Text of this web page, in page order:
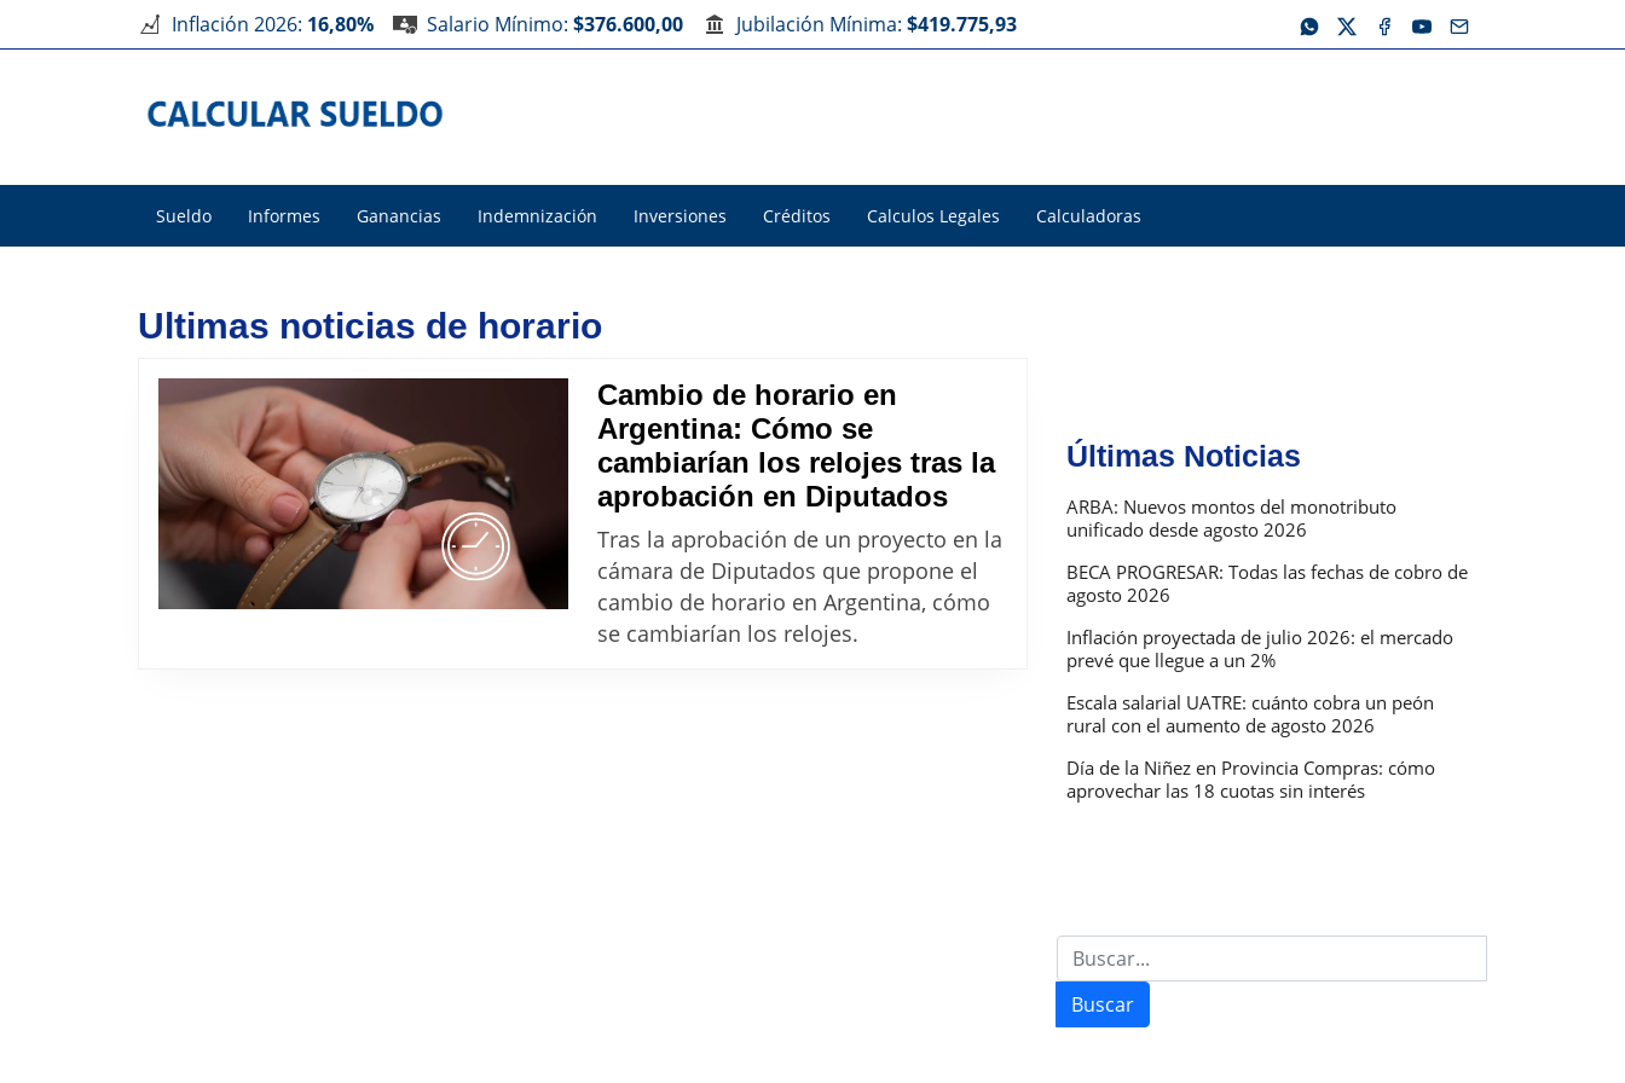
Inflación 2026: 16,80% Salario Mínimo: $376.600,00 Jubilación Mínima: $419.775,93
Sueldo Informes Ganancias Indemnización Inversiones Créditos Calculos Legales Calculadoras
Ultimas noticias de horario
Cambio de horario en
Argentina: Cómo se
cambiarían los relojes tras la
aprobación en DiputadosCambio
de
horario
en
Argentina:
cambiarían
Diputados
Tras la aprobación de un proyecto en la
cámara de Diputados que propone el
cambio de horario en Argentina, cómo
se cambiarían los relojes.
Últimas Noticias
ARBA: Nuevos montos del monotributo
unificado desde agosto 2026
BECA PROGRESAR: Todas las fechas de cobro de
agosto 2026
Inflación proyectada de julio 2026: el mercado
prevé que llegue a un 2%
Escala salarial UATRE: cuánto cobra un peón
rural con el aumento de agosto 2026
Día de la Niñez en Provincia Compras: cómo
aprovechar las 18 cuotas sin interés
Buscar